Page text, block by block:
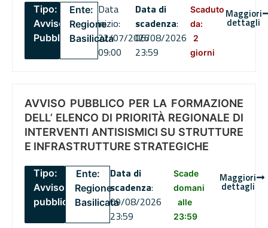
Tipo:
Avviso
Pubblico
Ente:
Regione
Basilicata
Data
inizio:
22/07/2026
09:00
Data di
scadenza:
06/08/2026
23:59
Scaduto
da:
2
giorni
Maggiori
dettagli
AVVISO PUBBLICO PER LA FORMAZIONE
DELL’ ELENCO DI PRIORITÀ REGIONALE DI
INTERVENTI ANTISISMICI SU STRUTTURE
E INFRASTRUTTURE STRATEGICHE
Tipo:
Avviso
pubblico
Ente:
Regione
Basilicata
Data di
scadenza:
09/08/2026
23:59
Scade
domani
alle
23:59
Maggiori
dettagli